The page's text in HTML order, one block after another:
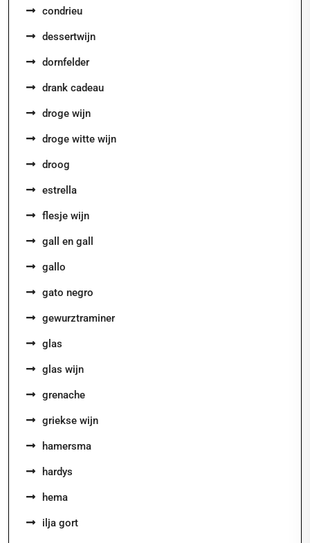
condrieu
dessertwijn
dornfelder
drank cadeau
droge wijn
droge witte wijn
droog
estrella
flesje wijn
gall en gall
gallo
gato negro
gewurztraminer
glas
glas wijn
grenache
griekse wijn
hamersma
hardys
hema
ilja gort